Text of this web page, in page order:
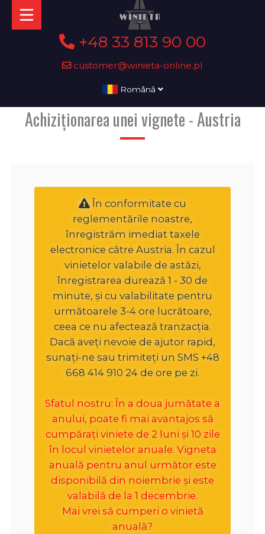
+48 33 813 90 00
customer@winieta-online.pl
Română
Achiziționarea unei vignete - Austria
În conformitate cu
reglementările noastre,
înregistrăm imediat taxele
electronice către Austria. În cazul
vinietelor valabile de astăzi,
înregistrarea durează 1 - 30 de
minute, și cu valabilitate pentru
următoarele 3-4 ore lucrătoare,
ceea ce nu afectează tranzacția.
Dacă aveți nevoie de ajutor rapid,
sunați-ne sau trimiteți un SMS +48
668 414 910 24 de ore pe zi.
Sfatul nostru: În a doua jumătate a
anului, poate fi mai avantajos să
cumpărați viniete de 2 luni și 10 zile
în locul vinietelor anuale. Vigneta
anuală pentru anul următor este
disponibilă din noiembrie și este
valabilă de la 1 decembrie.
Mai vrei să cumperi o vinietă
anuală?